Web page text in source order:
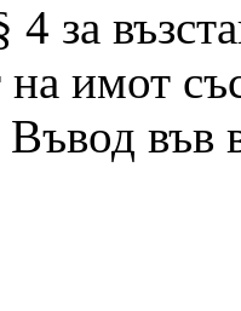
4 за
на имот
във